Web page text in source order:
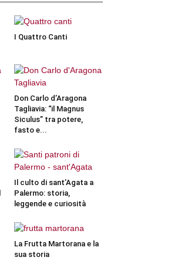
I Quattro Canti
Don Carlo d’Aragona
Tagliavia: “il Magnus
Siculus” tra potere,
fasto e...
Il culto di sant’Agata a
Palermo: storia,
leggende e curiosità
La Frutta Martorana e la
sua storia